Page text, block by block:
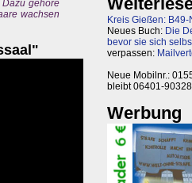
gehöre
wachsen
Kreis Gießen:
Neues Buch: Die
bevor sie sich
verpassen:
Neue Mobilnr.:
bleibt 06401-
Werbung